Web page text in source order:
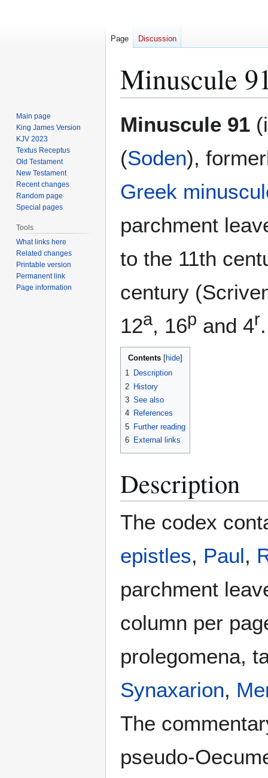
Minuscule
toto
Minuscule 91
(Soden),
Greek
parchment
to the 11th
century
12a, 16p and 4r.
Contents
1 Description
2 History
3 See also
4 References
5 Further reading
6 External links
Description
The codex
epistles, Paul,
parchment
column per
prolegomena,
Synaxarion,
The
pseudo-
Page Discussion
Main page
King James Version
KJV 2023
Textus Receptus
Old Testament
New Testament
Recent changes
Random page
Special pages
Tools
What links here
Related changes
Printable version
Permanent link
Page information